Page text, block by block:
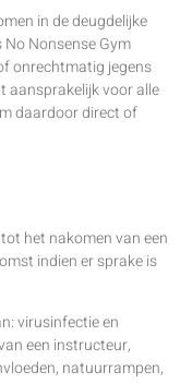
in de deugdelijke
Nonsense Gym
onrechtmatig jegens
aansprakelijk voor alle
daardoor direct of
het nakomen van een
indien er sprake is
virusinfectie en
een instructeur,
natuurrampen,